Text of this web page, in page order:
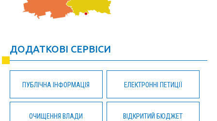
ДОДАТКОВІ СЕРВІСИ
ПУБЛІЧНА ІНФОРМАЦІЯ ЕЛЕКТРОННІ ПЕТИЦІЇ
ОЧИЩЕННЯ ВЛАДИ ВІДКРИТИЙ БЮДЖЕТ